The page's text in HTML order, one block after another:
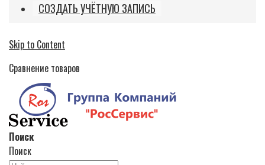
СОЗДАТЬ УЧЁТНУЮ ЗАПИСЬ
Skip to Content
Сравнение товаров
Поиск
Поиск